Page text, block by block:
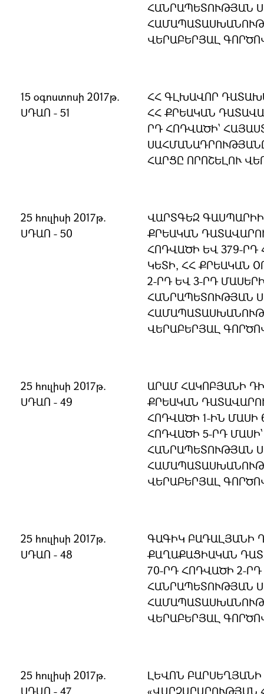
ՀԱՆՐԱՊԵՏՈՒԹՅԱՆ
ՎԵՐԱԲԵՐՅԱԼ
15 օգոստոսի 2017թ.
ՍԴԱՈ - 51
ՀՀ ԳԼԽԱՎՈՐ
ՀՀ ՔՐԵԱԿԱՆ
ՐԴ ՀՈԴՎԱԾԻ`
ՀԱՐՑԸ ՈՐՈՇԵԼՈՒ
25 հուլիսի 2017թ.
ՍԴԱՈ - 50
ՎԱՐՏԳԵԶ
ՔՐԵԱԿԱՆ
ՀՈԴՎԱԾԻ ԵՎ 379-ՐԴ
ԿԵՏԻ, ՀՀ ՔՐԵԱԿԱՆ
2-ՐԴ ԵՎ 3-ՐԴ
ՀԱՆՐԱՊԵՏՈՒԹՅԱՆ
ՎԵՐԱԲԵՐՅԱԼ
25 հուլիսի 2017թ.
ՍԴԱՈ - 49
ԱՐԱՄ ՀԱԿՈԲՅԱՆԻ
ՔՐԵԱԿԱՆ
ՀՈԴՎԱԾԻ 1-ԻՆ ՄԱՍԻ
ՀՈԴՎԱԾԻ 5-ՐԴ
ՀԱՆՐԱՊԵՏՈՒԹՅԱՆ
ՎԵՐԱԲԵՐՅԱԼ
25 հուլիսի 2017թ.
ՍԴԱՈ - 48
ԳԱԳԻԿ ԲԱԴԱԼՅԱՆԻ
ՔԱՂԱՔԱՑԻԱԿԱՆ
70-ՐԴ ՀՈԴՎԱԾԻ 2-
ՀԱՆՐԱՊԵՏՈՒԹՅԱՆ
ՎԵՐԱԲԵՐՅԱԼ
25 հուլիսի 2017թ.
ՍԴԱՈ - 47
ԼԵՎՈՆ
«ՎԱՐՉԱՐԱՐՈՒԹՅԱՆ